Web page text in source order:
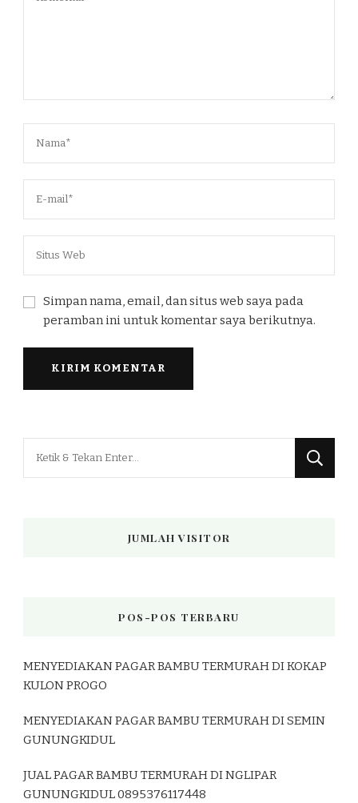
Simpan nama, email, dan situs web saya pada
peramban ini untuk komentar saya berikutnya.
JUMLAH VISITOR
POS-POS TERBARU
MENYEDIAKAN PAGAR BAMBU TERMURAH DI KOKAP
KULON PROGO
MENYEDIAKAN PAGAR BAMBU TERMURAH DI SEMIN
GUNUNGKIDUL
JUAL PAGAR BAMBU TERMURAH DI NGLIPAR
GUNUNGKIDUL 0895376117448